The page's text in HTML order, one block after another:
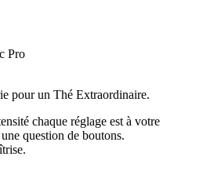
Pro
pour un Thé Extraordinaire.
chaque réglage est à votre
question de boutons.